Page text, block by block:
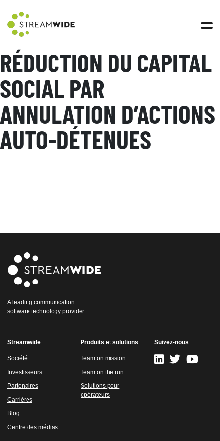
RÉDUCTION DU CAPITAL
SOCIAL PAR
ANNULATION D’ACTIONS
AUTO-DÉTENUES
A leading communication
software technology provider.
Streamwide
Société
Investisseurs
Partenaires
Carrières
Blog
Centre des médias
Produits et solutions
Team on mission
Team on the run
Solutions pour
opérateurs
Suivez-nous